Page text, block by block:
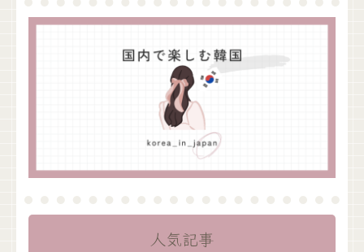
人気記事